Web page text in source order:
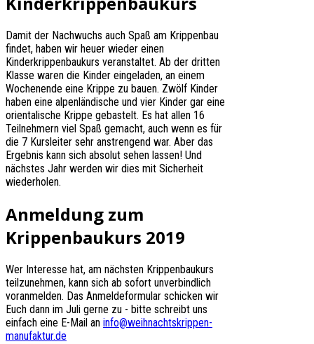
Damit der Nachwuchs auch Spaß am Krippenbau
findet, haben wir heuer wieder einen
Kinderkrippenbaukurs veranstaltet. Ab der dritten
Klasse waren die Kinder eingeladen, an einem
Wochenende eine Krippe zu bauen. Zwölf Kinder
haben eine alpenländische und vier Kinder gar eine
orientalische Krippe gebastelt. Es hat allen 16
Teilnehmern viel Spaß gemacht, auch wenn es für
die 7 Kursleiter sehr anstrengend war. Aber das
Ergebnis kann sich absolut sehen lassen! Und
nächstes Jahr werden wir dies mit Sicherheit
wiederholen.
Anmeldung zum
Krippenbaukurs 2019
Wer Interesse hat, am nächsten Krippenbaukurs
teilzunehmen, kann sich ab sofort unverbindlich
voranmelden. Das Anmeldeformular schicken wir
Euch dann im Juli gerne zu - bitte schreibt uns
einfach eine E-Mail an info@weihnachtskrippen-
manufaktur.de